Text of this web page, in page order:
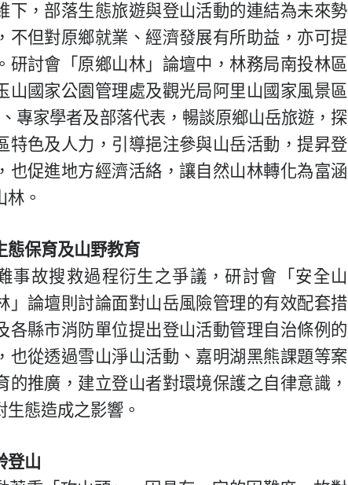
下，部落生態旅遊與登山活動的連結為未來勢
不但對原鄉就業、經濟發展有所助益，亦可提
研討會「原鄉山林」論壇中，林務局南投林區
山國家公園管理處及觀光局阿里山國家風景區
專家學者及部落代表，暢談原鄉山岳旅遊，探
特色及人力，引導挹注參與山岳活動，提昇登
也促進地方經濟活絡，讓自然山林轉化為富涵
。
態保育及山野教育
事故搜救過程衍生之爭議，研討會「安全山
」論壇則討論面對山岳風險管理的有效配套措
各縣市消防單位提出登山活動管理自治條例的
也從透過雪山淨山活動、嘉明湖黑熊課題等案
的推廣，建立登山者對環境保護之自律意識，
態造成之影響。
登山